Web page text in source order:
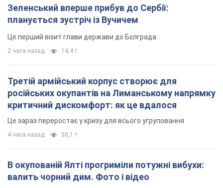
критичний дискомфорт: як це вдалося
Це зараз переростає у кризу для всього угруповання
4 часа назад 50,1 т.
В окупованій Ялті прогриміли потужні вибухи:
валить чорний дим. Фото і відео
Місто, ймовірно, опинилося під атакою дронів
7 часов назад 8,4 т.